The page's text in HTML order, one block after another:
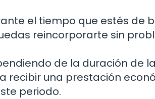
el tiempo que estés de
reincorporarte sin
de la duración de
recibir una prestación
periodo.